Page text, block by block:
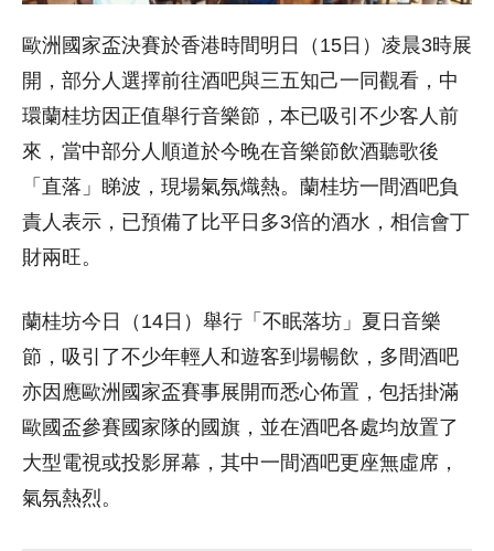
歐洲國家盃決賽於香港時間明日（15日）凌晨3時展
開，部分人選擇前往酒吧與三五知己一同觀看，中
環蘭桂坊因正值舉行音樂節，本已吸引不少客人前
來，當中部分人順道於今晚在音樂節飲酒聽歌後
「直落」睇波，現場氣氛熾熱。蘭桂坊一間酒吧負
責人表示，已預備了比平日多3倍的酒水，相信會丁
財兩旺。
蘭桂坊今日（14日）舉行「不眠落坊」夏日音樂
節，吸引了不少年輕人和遊客到場暢飲，多間酒吧
亦因應歐洲國家盃賽事展開而悉心佈置，包括掛滿
歐國盃參賽國家隊的國旗，並在酒吧各處均放置了
大型電視或投影屏幕，其中一間酒吧更座無虛席，
氣氛熱烈。